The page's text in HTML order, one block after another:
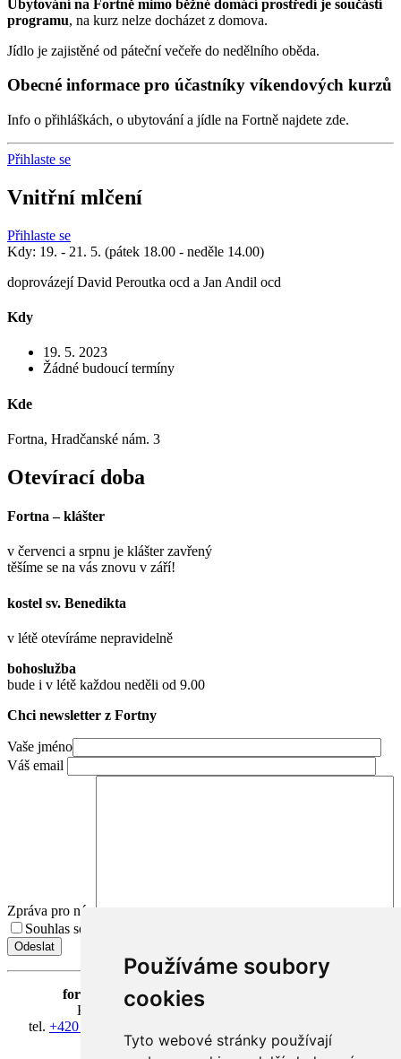
Používáme soubory
cookies
Tyto webové stránky používají
Ubytování na Fortně mimo běžné domácí prostředí je součástí
programu, na kurz nelze docházet z domova.
Jídlo je zajistěné od páteční večeře do nedělního oběda.
Obecné informace pro účastníky víkendových kurzů
Info o přihláškách, o ubytování a jídle na Fortně najdete zde.
Přihlaste se
Vnitřní mlčení
Přihlaste se
Kdy: 19. - 21. 5. (pátek 18.00 - neděle 14.00)
doprovázejí David Peroutka ocd a Jan Andil ocd
Kdy
19. 5. 2023
Žádné budoucí termíny
Kde
Fortna, Hradčanské nám. 3
Otevírací doba
Fortna – klášter
v červenci a srpnu je klášter zavřený
těšíme se na vás znovu v září!
kostel sv. Benedikta
v létě otevíráme nepravidelně
bohoslužba
bude i v létě každou neděli od 9.00
Chci newsletter z Fortny
Vaše jméno
Váš email
Zpráva pro nás
Souhlas se zpracováním osobních údajů.
fortna
| Hradčanské nám. 3/184 | 118 00 Praha 1
Klášter Hradčany Řádu bosých karmelitánů
tel. +420 603 428 601
fortna@fortna.eu